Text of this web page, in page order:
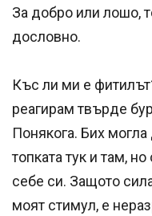
За добро или лошо,
дословно.
Къс ли ми е
реагирам твърде
Понякога. Бих
топката тук и там,
себе си. Защото
моят стимул, е